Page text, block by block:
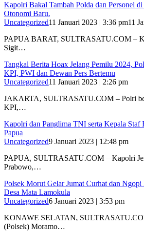
Kapolri Bakal Tambah Polda dan Personel
Otonomi Baru.
Uncategorized11 Januari 2023 | 3:36 pm11
PAPUA BARAT, SULTRASATU.COM –
Sigit…
Tangkal Berita Hoax Jelang Pemilu 2024,
KPI, PWI dan Dewan Pers Bertemu
Uncategorized11 Januari 2023 | 2:26 pm
JAKARTA, SULTRASATU.COM – Polri
KPI,…
Kapolri dan Panglima TNI serta Kepala Staf
Papua
Uncategorized9 Januari 2023 | 12:48 pm
PAPUA, SULTRASATU.COM – Kapolri
Prabowo,…
Polsek Morut Gelar Jumat Curhat dan Ngopi
Desa Mata Lamokula
Uncategorized6 Januari 2023 | 3:53 pm
KONAWE SELATAN,
(Polsek) Moramo…